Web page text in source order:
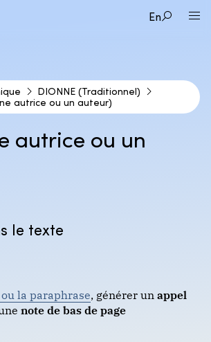
En
DIONNE (Traditionnel)
autrice ou un auteur)
autrice ou un
le texte
la paraphrase, générer un appel
note de bas de page
date
(notes de bas de page)
dictionnaires
ou auteurs)